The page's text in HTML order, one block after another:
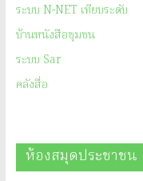
ระบบ N-NET เทียบระดับ
บ้านหนังสือชุมชน
ระบบ Sar
คลังสื่อ
ห้องสมุดประชาชน